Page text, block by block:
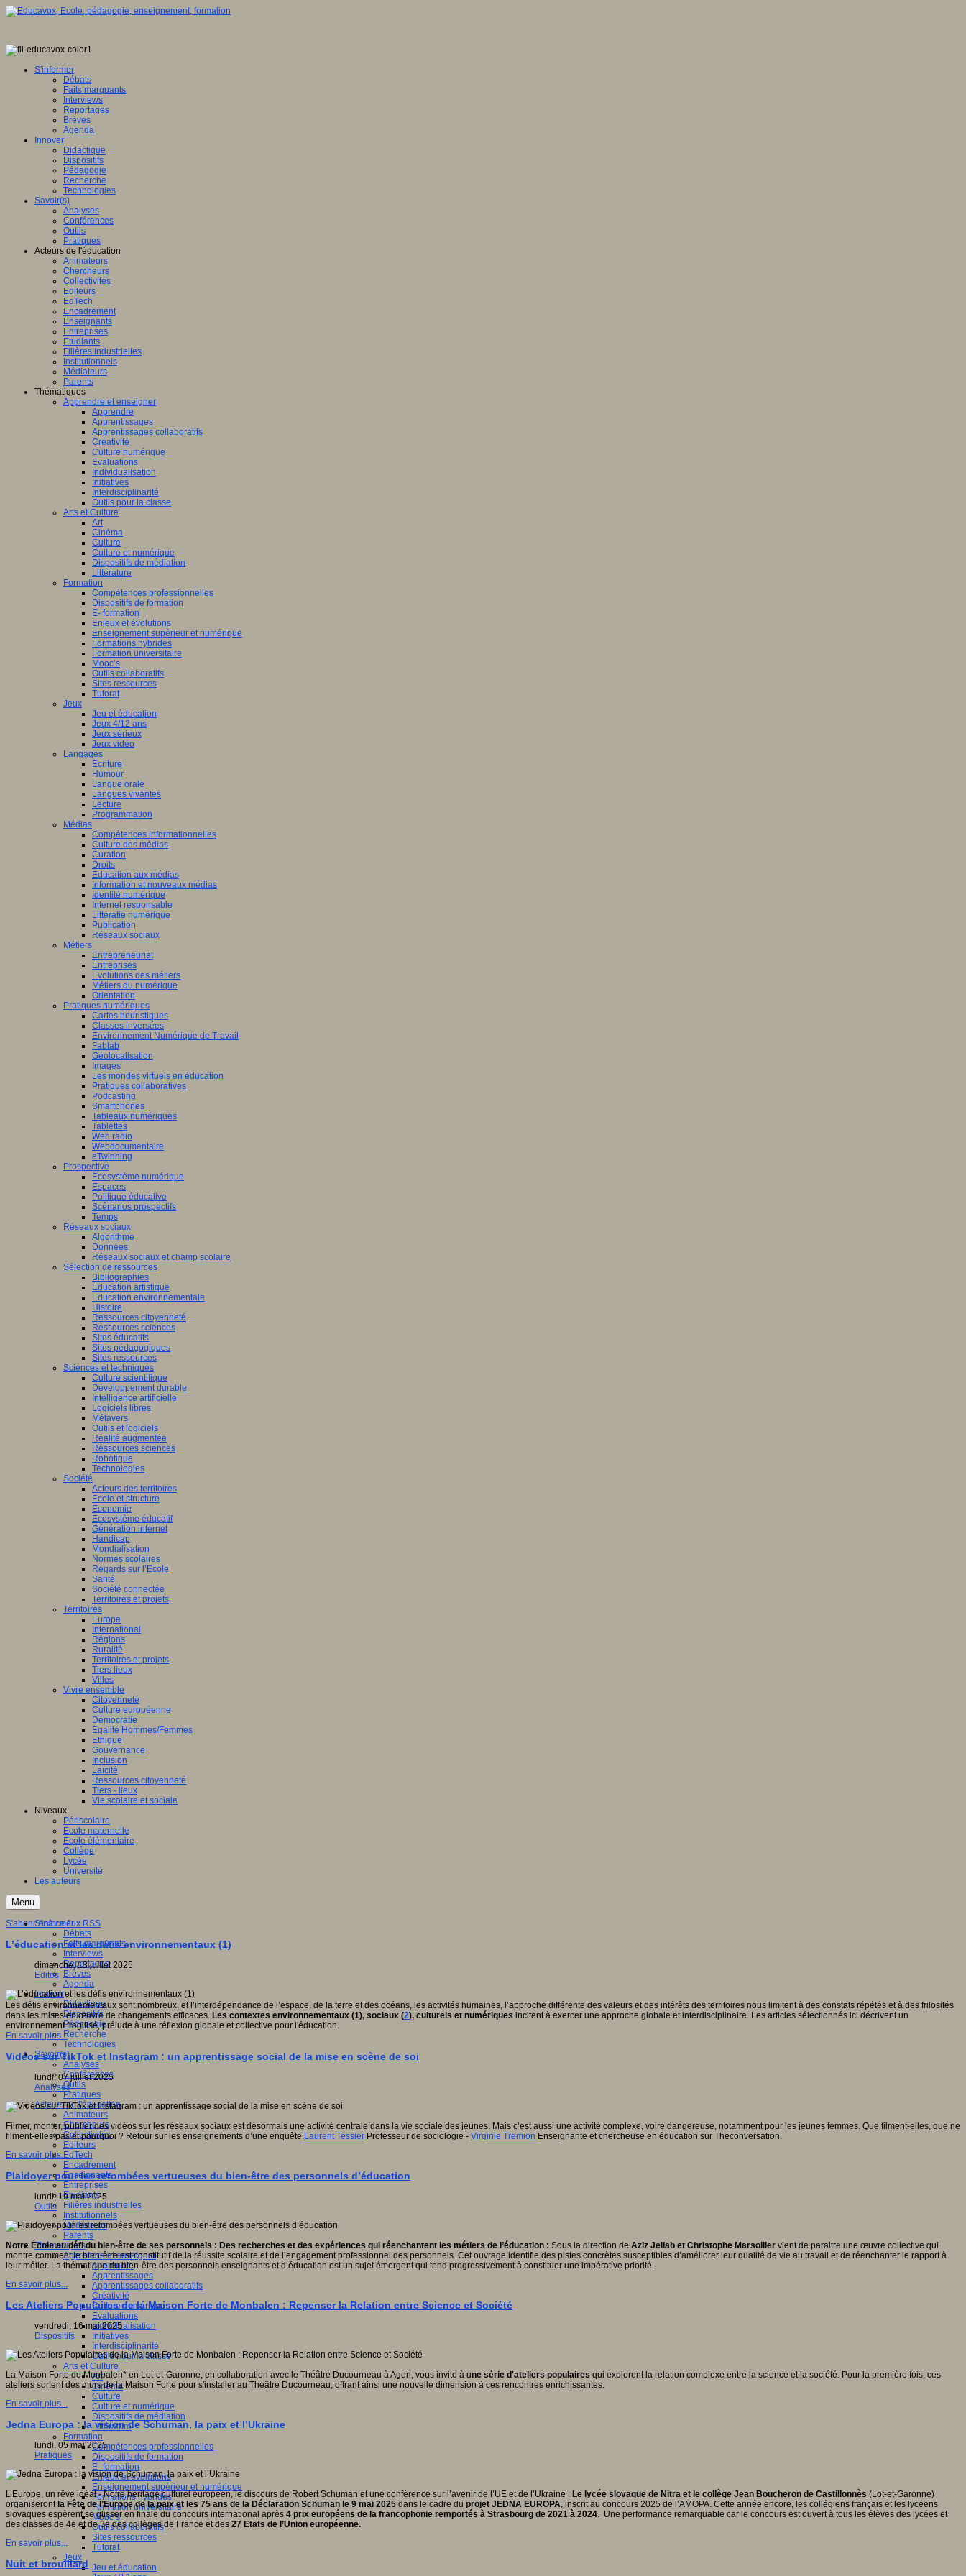
S'informer
Débats
Faits marquants
Interviews
Reportages
Brèves
Agenda
Innover
Didactique
Dispositifs
Pédagogie
Recherche
Technologies
Savoir(s)
Analyses
Conférences
Outils
Pratiques
Acteurs de l'éducation
Animateurs
Chercheurs
Collectivités
Editeurs
EdTech
Encadrement
Enseignants
Entreprises
Etudiants
Filières industrielles
Institutionnels
Médiateurs
Parents
Thématiques
Apprendre et enseigner
Apprendre
Apprentissages
Apprentissages collaboratifs
Créativité
Culture numérique
Evaluations
Individualisation
Initiatives
Interdisciplinarité
Outils pour la classe
Arts et Culture
Art
Cinéma
Culture
Culture et numérique
Dispositifs de médiation
Littérature
Formation
Compétences professionnelles
Dispositifs de formation
E- formation
Enjeux et évolutions
Enseignement supérieur et numérique
Formations hybrides
Formation universitaire
Mooc’s
Outils collaboratifs
Sites ressources
Tutorat
Jeux
Jeu et éducation
Jeux 4/12 ans
Jeux sérieux
Jeux vidéo
Langages
Ecriture
Humour
Langue orale
Langues vivantes
Lecture
Programmation
Médias
Compétences informationnelles
Culture des médias
Curation
Droits
Education aux médias
Information et nouveaux médias
Identité numérique
Internet responsable
Littératie numérique
Publication
Réseaux sociaux
Métiers
Entrepreneuriat
Entreprises
Evolutions des métiers
Métiers du numérique
Orientation
Pratiques numériques
Cartes heuristiques
Classes inversées
Environnement Numérique de Travail
Fablab
Géolocalisation
Images
Les mondes virtuels en éducation
Pratiques collaboratives
Podcasting
Smartphones
Tableaux numériques
Tablettes
Web radio
Webdocumentaire
eTwinning
Prospective
Ecosystème numérique
Espaces
Politique éducative
Scénarios prospectifs
Temps
Réseaux sociaux
Algorithme
Données
Réseaux sociaux et champ scolaire
Sélection de ressources
Bibliographies
Education artistique
Education environnementale
Histoire
Ressources citoyenneté
Ressources sciences
Sites éducatifs
Sites pédagogiques
Sites ressources
Sciences et techniques
Culture scientifique
Développement durable
Intelligence artificielle
Logiciels libres
Métavers
Outils et logiciels
Réalité augmentée
Ressources sciences
Robotique
Technologies
Société
Acteurs des territoires
Ecole et structure
Economie
Ecosystème éducatif
Génération internet
Handicap
Mondialisation
Normes scolaires
Regards sur l’Ecole
Santé
Société connectée
Territoires et projets
Territoires
Europe
International
Régions
Ruralité
Territoires et projets
Tiers lieux
Villes
Vivre ensemble
Citoyenneté
Culture européenne
Démocratie
Egalité Hommes/Femmes
Ethique
Gouvernance
Inclusion
Laïcité
Ressources citoyenneté
Tiers - lieux
Vie scolaire et sociale
Niveaux
Périscolaire
Ecole maternelle
Ecole élémentaire
Collège
Lycée
Université
Les auteurs
Menu
S'informer
Débats
Faits marquants
Interviews
Reportages
Brèves
Agenda
Innover
Didactique
Dispositifs
Pédagogie
Recherche
Technologies
Savoir(s)
Analyses
Conférences
Outils
Pratiques
Acteurs de l'éducation
Animateurs
Chercheurs
Collectivités
Editeurs
EdTech
Encadrement
Enseignants
Entreprises
Etudiants
Filières industrielles
Institutionnels
Médiateurs
Parents
Thématiques
Apprendre et enseigner
Apprendre
Apprentissages
Apprentissages collaboratifs
Créativité
Culture numérique
Evaluations
Individualisation
Initiatives
Interdisciplinarité
Outils pour la classe
Arts et Culture
Art
Cinéma
Culture
Culture et numérique
Dispositifs de médiation
Littérature
Formation
Compétences professionnelles
Dispositifs de formation
E- formation
Enjeux et évolutions
Enseignement supérieur et numérique
Formations hybrides
Formation universitaire
Mooc’s
Outils collaboratifs
Sites ressources
Tutorat
Jeux
Jeu et éducation
S'abonner à ce flux RSS
L’éducation et les défis environnementaux (1)
dimanche, 13 juillet 2025
Editos
Les défis environnementaux sont nombreux, et l’interdépendance de l’espace, de la terre et des océans, les activités humaines, l’approche différente des valeurs et des intérêts des territoires nous limitent à des constats répétés et à des frilosités
dans les mises en œuvre de changements efficaces. Les contextes environnementaux (1), sociaux (2), culturels et numériques incitent à exercer une approche globale et interdisciplinaire. Les articles sélectionnés ici décrivent un
environnement fragilisé, prélude à une réflexion globale et collective pour l'éducation.
En savoir plus...
Vidéos sur TikTok et Instagram : un apprentissage social de la mise en scène de soi
lundi, 07 juillet 2025
Analyses
Filmer, monter, publier des vidéos sur les réseaux sociaux est désormais une activité centrale dans la vie sociale des jeunes. Mais c’est aussi une activité complexe, voire dangereuse, notamment pour les jeunes femmes. Que filment-elles, que ne
filment-elles pas et pourquoi ? Retour sur les enseignements d’une enquête.Laurent Tessier Professeur de sociologie - Virginie Tremion Enseignante et chercheuse en éducation sur Theconversation.
En savoir plus...
Plaidoyer pour les retombées vertueuses du bien-être des personnels d’éducation
lundi, 19 mai 2025
Outils
Notre École au défi du bien-être de ses personnels : Des recherches et des expériences qui réenchantent les métiers de l’éducation : Sous la direction de Aziz Jellab et Christophe Marsollier vient de paraitre une œuvre collective qui
montre comment le bien-être est constitutif de la réussite scolaire et de l’engagement professionnel des personnels. Cet ouvrage identifie des pistes concrètes susceptibles d’améliorer leur qualité de vie au travail et de réenchanter le rapport à
leur métier. La thématique du bien-être des personnels enseignants et d’éducation est un sujet émergent qui tend progressivement à constituer une impérative priorité.
En savoir plus...
Les Ateliers Populaires de la Maison Forte de Monbalen : Repenser la Relation entre Science et Société
vendredi, 16 mai 2025
Dispositifs
La Maison Forte de Monbalen* en Lot-et-Garonne, en collaboration avec le Théâtre Ducourneau à Agen, vous invite à une série d'ateliers populaires qui explorent la relation complexe entre la science et la société. Pour la première fois, ces
ateliers sortent des murs de la Maison Forte pour s'installer au Théâtre Ducourneau, offrant ainsi une nouvelle dimension à ces rencontres enrichissantes.
En savoir plus...
Jedna Europa : la vision de Schuman, la paix et l’Ukraine
lundi, 05 mai 2025
Pratiques
L’Europe, un rêve idéal - Notre héritage culturel européen, le discours de Robert Schuman et une conférence sur l’avenir de l’UE et de l’Ukraine : Le lycée slovaque de Nitra et le collège Jean Boucheron de Castillonnès (Lot-et-Garonne)
organiseront la Fête de l’Europe de la paix et les 75 ans de la Déclaration Schuman le 9 mai 2025 dans le cadre du projet JEDNA EUROPA, inscrit au concours 2025 de l’AMOPA. Cette année encore, les collégiens français et les lycéens
slovaques espèrent se glisser en finale du concours international après 4 prix européens de la francophonie remportés à Strasbourg de 2021 à 2024. Une performance remarquable car le concours est ouvert à tous les élèves des lycées et
des classes de 4e et de 3e des collèges de France et des 27 Etats de l’Union européenne.
En savoir plus...
Nuit et brouillard